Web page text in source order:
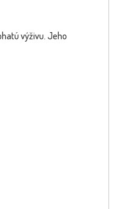
výživu. Jeho